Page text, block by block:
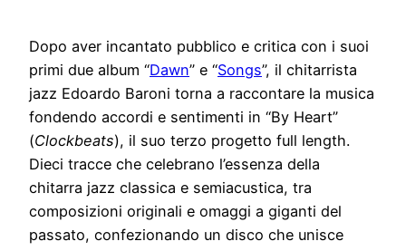
Dopo aver incantato pubblico e critica con i suoi
primi due album “Dawn” e “Songs”, il chitarrista
jazz Edoardo Baroni torna a raccontare la musica
fondendo accordi e sentimenti in “By Heart”
(Clockbeats), il suo terzo progetto full length.
Dieci tracce che celebrano l’essenza della
chitarra jazz classica e semiacustica, tra
composizioni originali e omaggi a giganti del
passato, confezionando un disco che unisce